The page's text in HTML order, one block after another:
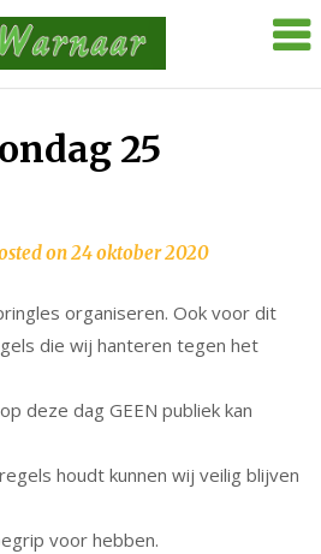
Manege
25
on24 oktober 2020
organiseren. Ook voor dit
die wij hanteren tegen het
deze dag GEEN publiek kan
houdt kunnen wij veilig blijven
voor hebben.